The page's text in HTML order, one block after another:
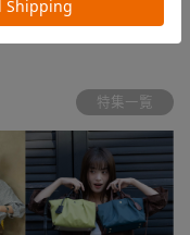
特集一覧